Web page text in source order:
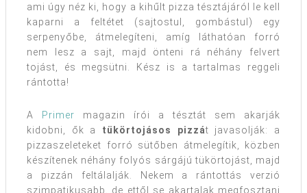
ami úgy néz ki, hogy a kihűlt pizza tésztájáról le kell
kaparni a feltétet (sajtostul, gombástul) egy
serpenyőbe, átmelegíteni, amíg láthatóan forró
nem lesz a sajt, majd önteni rá néhány felvert
tojást, és megsütni. Kész is a tartalmas reggeli
rántotta!
A Primer magazin írói a tésztát sem akarják
kidobni, ők a tükörtojásos pizzát javasolják: a
pizzaszeleteket forró sütőben átmelegítik, közben
készítenek néhány folyós sárgájú tükörtojást, majd
a pizzán feltálalják. Nekem a rántottás verzió
szimpatikusabb, de ettől se akartalak megfosztani